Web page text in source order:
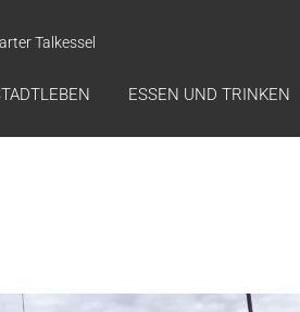
Talkessel
ESSEN UND TRINKEN